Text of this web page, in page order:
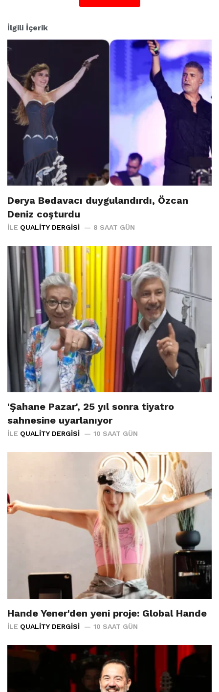
İlgili İçerik
Derya Bedavacı duygulandırdı, Özcan
Deniz coşturdu
İLE QUALITY DERGISI 8 SAAT GÜN
'Şahane Pazar', 25 yıl sonra tiyatro
sahnesine uyarlanıyor
İLE QUALITY DERGISI 10 SAAT GÜN
Hande Yener'den yeni proje: Global Hande
İLE QUALITY DERGISI 10 SAAT GÜN